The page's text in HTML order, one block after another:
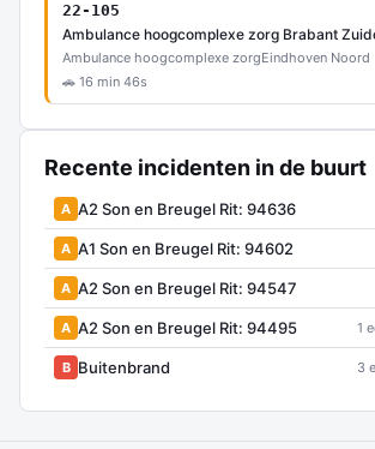
22-105
Ambulance hoogcomplexe zorg Brabant
Ambulance hoogcomplexe zorgEindhoven Noord
🚗 16 min 46s
Recente incidenten in de buurt
A A2 Son en Breugel Rit: 94636
A A1 Son en Breugel Rit: 94602
A A2 Son en Breugel Rit: 94547
A A2 Son en Breugel Rit: 94495 1
B Buitenbrand 3